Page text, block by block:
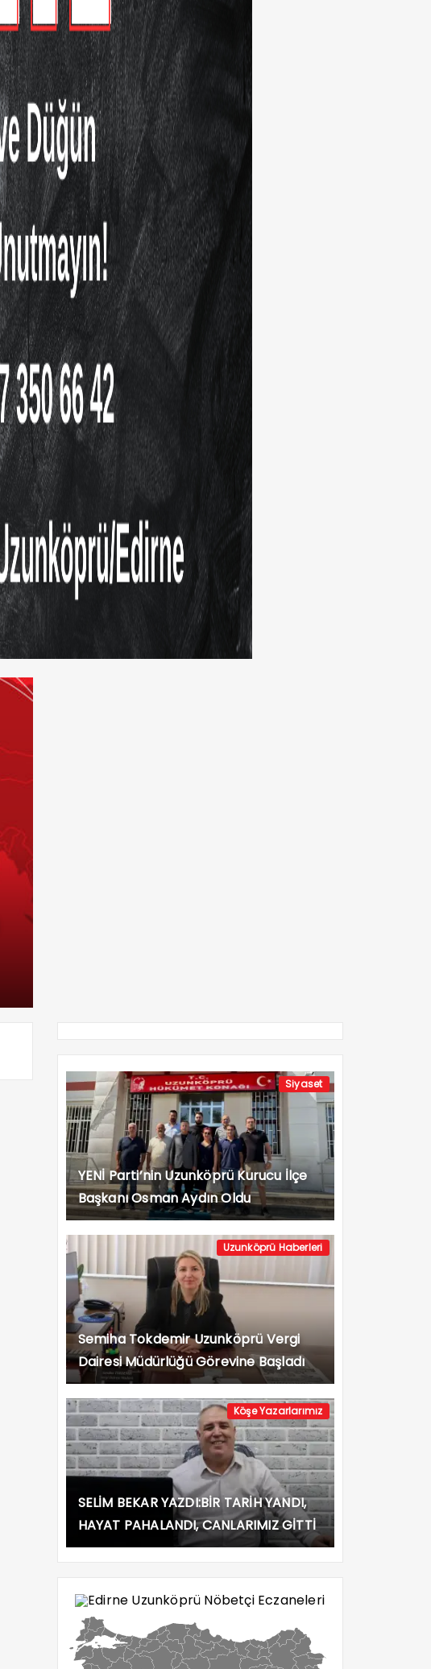
Siyaset
YENİ Parti’nin Uzunköprü Kurucu İlçe
Başkanı Osman Aydın Oldu
Uzunköprü Haberleri
Semiha Tokdemir Uzunköprü Vergi
Dairesi Müdürlüğü Görevine Başladı
Köşe Yazarlarımız
SELİM BEKAR YAZDI:BİR TARİH YANDI,
HAYAT PAHALANDI, CANLARIMIZ GİTTİ